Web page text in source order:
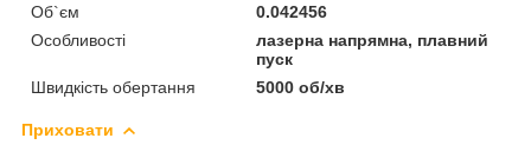
Об`єм
0.042456
Особливості
лазерна напрямна, плавний
пуск
Швидкість обертання
5000 об/хв
Приховати